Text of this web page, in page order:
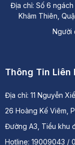
Thông Tin Liên
Địa chỉ: 11 Nguyễn
26 Hoàng Kế Viêm,
Đường A3, Tiểu khu
Hotline: 19009043 /
Địa chỉ: Số 6
Khâm Thiên,
Người